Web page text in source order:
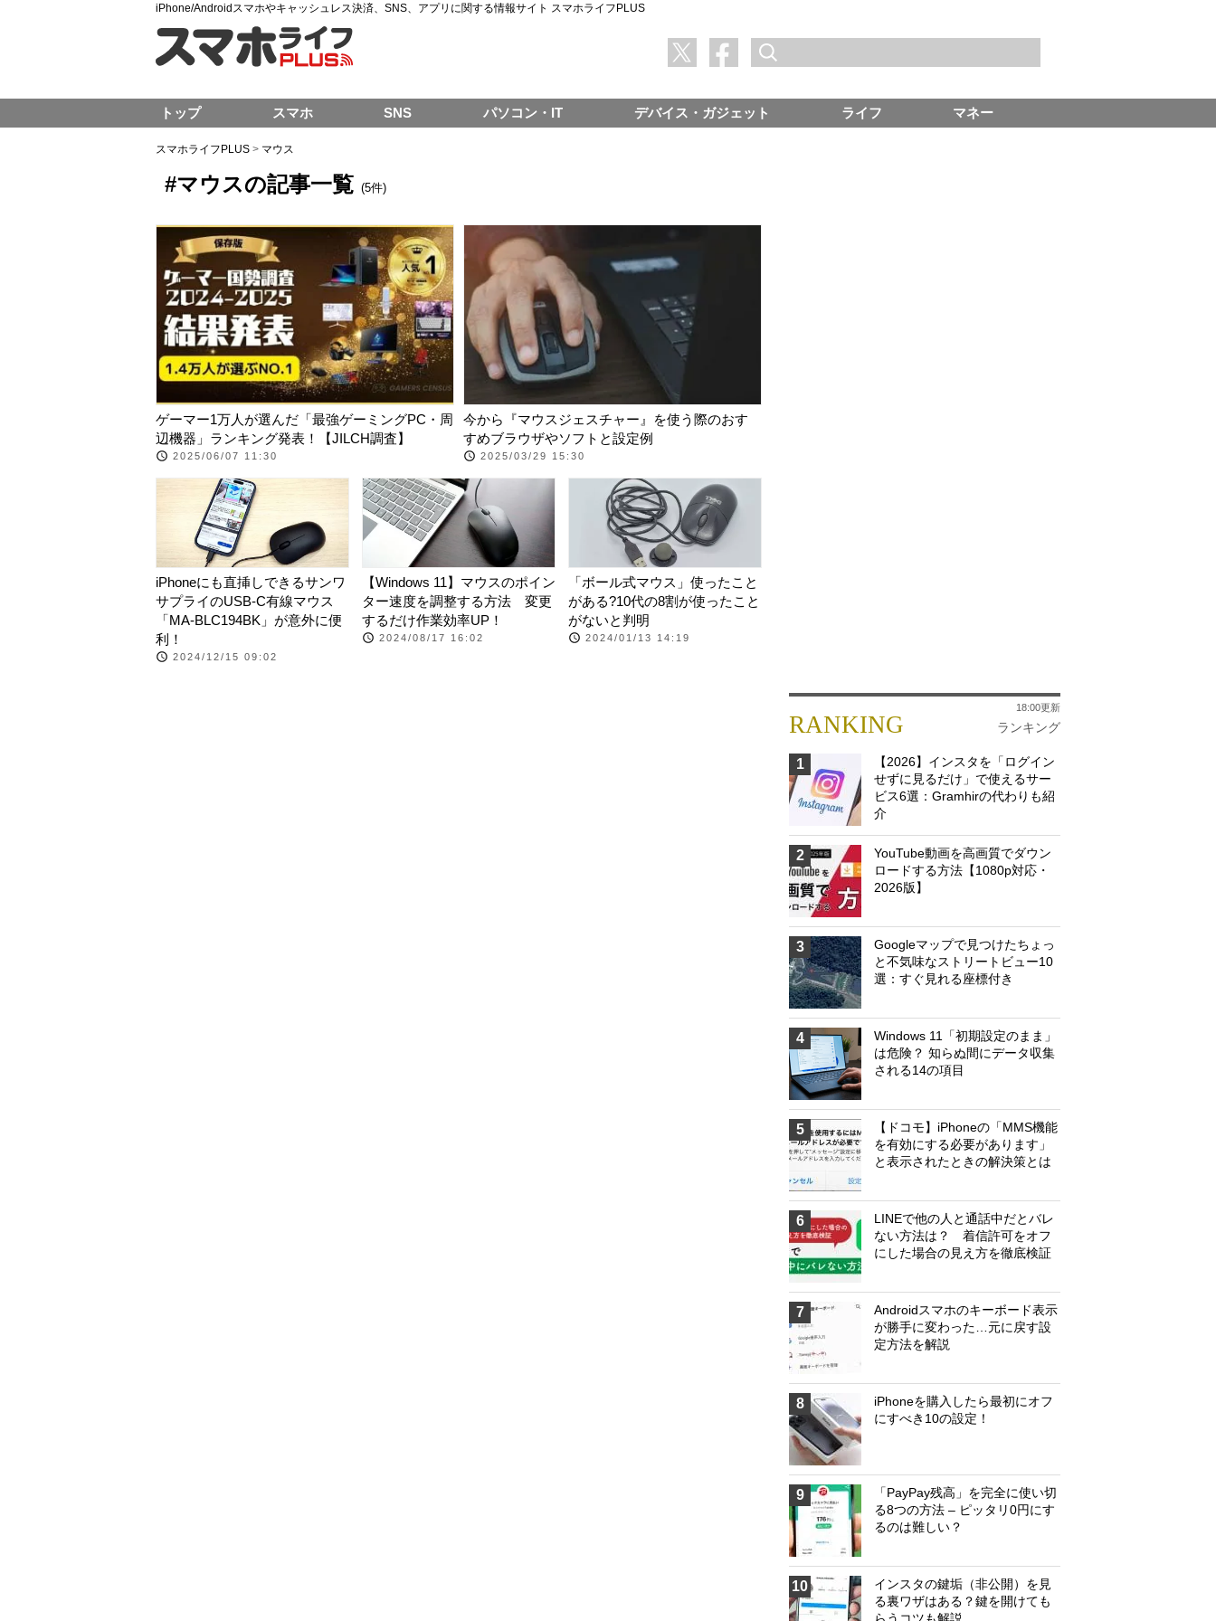
iPhone/Androidスマホやキャッシュレス決済、SNS、アプリに関する情報サイト スマホライフPLUS
スマホライフPLUS > マウス
#マウスの記事一覧 (5件)
ゲーマー1万人が選んだ「最強ゲーミングPC・周
辺機器」ランキング発表！【JILCH調査】
2025/06/07 11:30
今から『マウスジェスチャー』を使う際のおす
すめブラウザやソフトと設定例
2025/03/29 15:30
iPhoneにも直挿しできるサンワ
サプライのUSB-C有線マウス
「MA-BLC194BK」が意外に便
利！
2024/12/15 09:02
【Windows 11】マウスのポイン
ター速度を調整する方法 変更
するだけ作業効率UP！
2024/08/17 16:02
「ボール式マウス」使ったこと
がある?10代の8割が使ったこと
がないと判明
2024/01/13 14:19
RANKING ランキング
18:00更新
1
【2026】インスタを「ログイン
せずに見るだけ」で使えるサー
ビス6選：Gramhirの代わりも紹
介
2
YouTube動画を高画質でダウン
ロードする方法【1080p対応・
2026版】
3
Googleマップで見つけたちょっ
と不気味なストリートビュー10
選：すぐ見れる座標付き
4
Windows 11「初期設定のまま」
は危険？ 知らぬ間にデータ収集
される14の項目
5
【ドコモ】iPhoneの「MMS機能
を有効にする必要があります」
と表示されたときの解決策とは
6
LINEで他の人と通話中だとバレ
ない方法は？ 着信許可をオフ
にした場合の見え方を徹底検証
7
Androidスマホのキーボード表示
が勝手に変わった…元に戻す設
定方法を解説
8
iPhoneを購入したら最初にオフ
にすべき10の設定！
9
「PayPay残高」を完全に使い切
る8つの方法 – ピッタリ0円にす
るのは難しい？
10
インスタの鍵垢（非公開）を見
る裏ワザはある？鍵を開けても
トップ スマホ SNS パソコン・IT デバイス・ガジェット ライフ マネー